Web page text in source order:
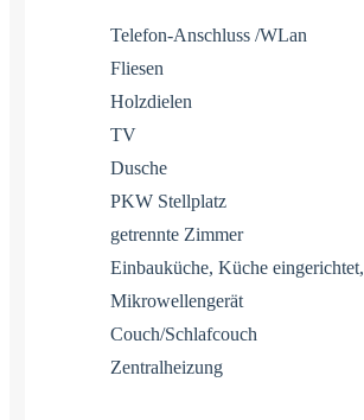
Telefon-Anschluss /WLan
Fliesen
Holzdielen
TV
Dusche
PKW Stellplatz
getrennte Zimmer
Einbauküche, Küche eingerichtet,
Mikrowellengerät
Couch/Schlafcouch
Zentralheizung